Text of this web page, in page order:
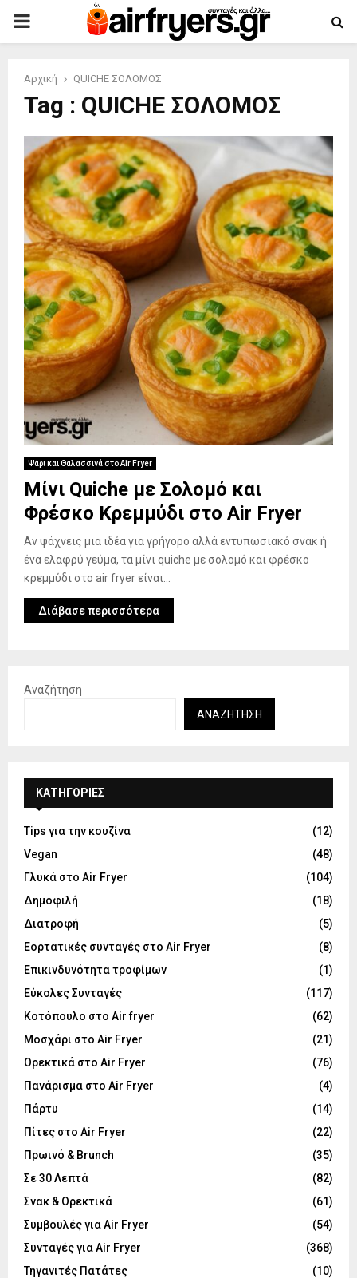
PRIMARY
Αρχική QUICHE ΣΟΛΟΜΟΣ
Tag : QUICHE ΣΟΛΟΜΟΣ
Ψάρι και Θαλασσινά στο Air Fryer
Μίνι Quiche με Σολομό και
Φρέσκο Κρεμμύδι στο Air Fryer
Αν ψάχνεις μια ιδέα για γρήγορο αλλά εντυπωσιακό σνακ ή
ένα ελαφρύ γεύμα, τα μίνι quiche με σολομό και φρέσκο
κρεμμύδι στο air fryer είναι...
Διάβασε περισσότερα
Αναζήτηση
ΑΝΑΖΉΤΗΣΗ
KΑΤΗΓΟΡΊΕΣ
Tips για την κουζίνα
(12)
Vegan
(48)
Γλυκά στο Air Fryer
(104)
Δημοφιλή
(18)
Διατροφή
(5)
Εορτατικές συνταγές στο Air Fryer
(8)
Επικινδυνότητα τροφίμων
(1)
Εύκολες Συνταγές
(117)
Κοτόπουλο στο Air fryer
(62)
Μοσχάρι στο Air Fryer
(21)
Ορεκτικά στο Air Fryer
(76)
Πανάρισμα στο Air Fryer
(4)
Πάρτυ
(14)
Πίτες στο Air Fryer
(22)
Πρωινό & Brunch
(35)
Σε 30 Λεπτά
(82)
Σνακ & Ορεκτικά
(61)
Συμβουλές για Air Fryer
(54)
Συνταγές για Air Fryer
(368)
Τηγανιτές Πατάτες
(10)